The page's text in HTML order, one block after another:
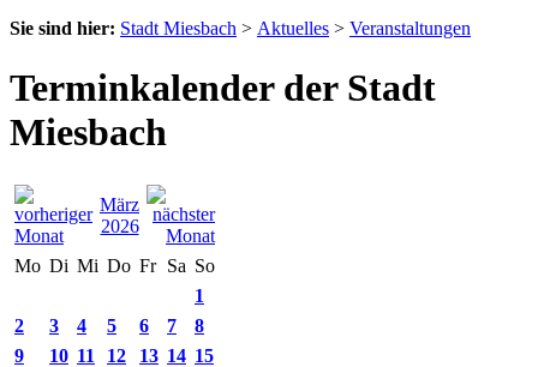
Sie sind hier: Stadt Miesbach > Aktuelles > Veranstaltungen
Terminkalender der Stadt
Miesbach
März
2026
Mo Di Mi Do Fr Sa So
1
2
3 4 5 6 7
8
9
10 11 12 13 14 15